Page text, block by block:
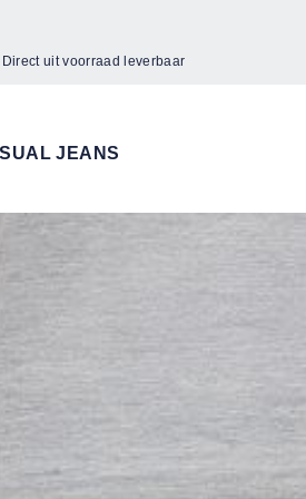
Direct uit voorraad leverbaar
JEANS